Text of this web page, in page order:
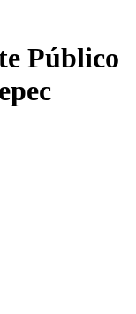
Público